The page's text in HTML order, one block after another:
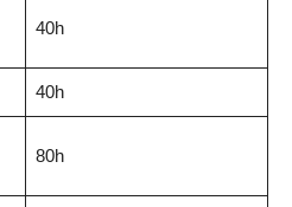
40h
40h
80h